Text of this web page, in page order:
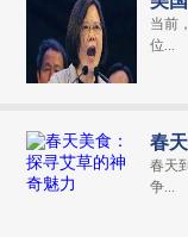
当前
位...
春
春天
争...